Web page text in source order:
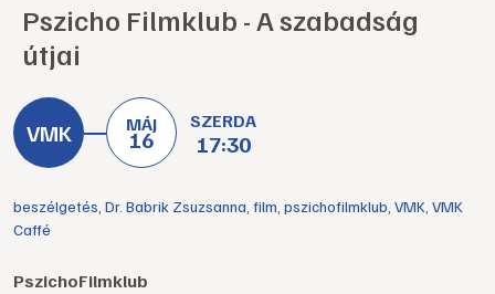
Pszicho Filmklub - A szabadság
útjai
MÁJ
16
SZERDA
17:30
beszélgetés Dr. Babrik Zsuzsanna film pszichofilmklub VMK VMK
Caffé
PszichoFilmklub